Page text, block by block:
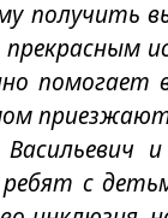
получить
помогает
с